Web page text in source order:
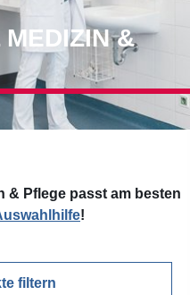
MEDIZIN &
& Pflege passt am besten
!
filtern